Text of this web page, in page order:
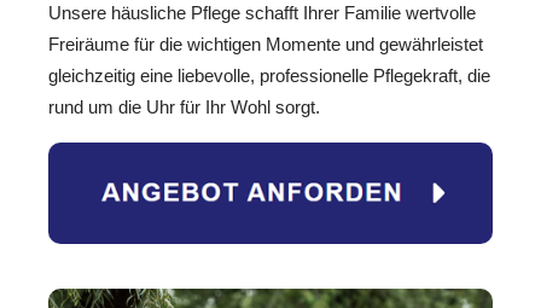
Unsere häusliche Pflege schafft Ihrer Familie wertvolle
Freiräume für die wichtigen Momente und gewährleistet
gleichzeitig eine liebevolle, professionelle Pflegekraft, die
rund um die Uhr für Ihr Wohl sorgt.